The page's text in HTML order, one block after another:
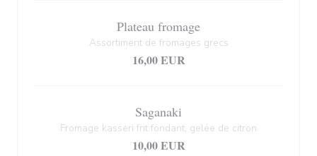
Plateau fromage
Assortiment de fromages grecs
16,00 EUR
Saganaki
Fromage kasseri frit fondant, gelée de citron
10,00 EUR